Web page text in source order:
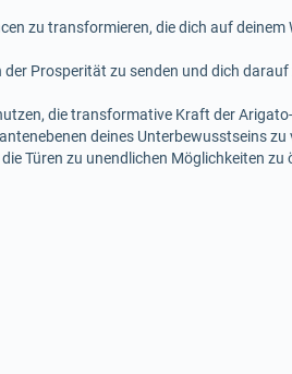
zu transformieren, die dich auf
Prosperität zu senden und dich
die transformative Kraft der
deines Unterbewusstseins zu
Türen zu unendlichen Möglichkeiten